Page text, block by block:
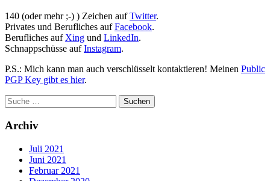
140 (oder mehr ;-) ) Zeichen aufTwitter.
Privates und Berufliches aufFacebook.
Berufliches auf Xing und LinkedIn.
Schnappschüsse aufInstagram.
P.S.: Mich kann man auch verschlüsselt kontaktieren! Meinen Public
PGP Key gibt es hier.
Archiv
Juli 2021
Juni 2021
Februar 2021